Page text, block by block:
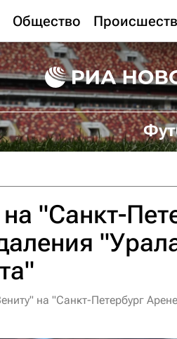
Общество
"Санкт-
на "Санкт-Петербург